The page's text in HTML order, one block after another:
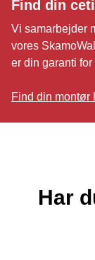
Find din
Vi samarbejder
vores
er din garanti
Find din montør
Har